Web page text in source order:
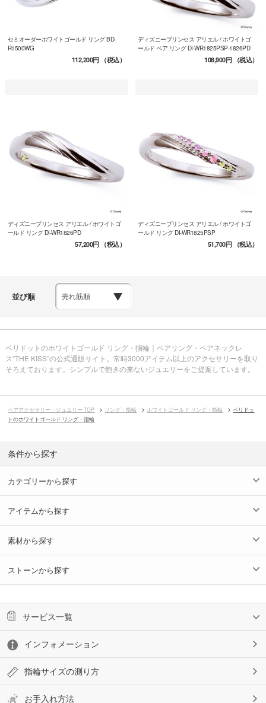
セミオーダーホワイトゴールド リング BD-
R1500WG
112,200円（税込）
ディズニープリンセス アリエル / ホワイトゴ
ールド ペア リング DI-WR1825PSP-1826PD
108,900円（税込）
ディズニープリンセス アリエル / ホワイトゴ
ールド リング DI-WR1826PD
57,200円（税込）
ディズニープリンセス アリエル / ホワイトゴ
ールド リング DI-WR1825PSP
51,700円（税込）
並び順
ペリドットのホワイトゴールド リング・指輪｜ペアリング・ペアネックレ
ス”THE KISS”の公式通販サイト。常時3000アイテム以上のアクセサリーを取り
そろえております。シンプルで飽きの来ないジュエリーをご提案しています。
ペアアクセサリー・ジュエリー TOP リング・指輪 ホワイトゴールド リング・指輪
ペリドッ
トのホワイトゴールド リング・指輪
条件から探す
カテゴリーから探す
アイテムから探す
素材から探す
ストーンから探す
サービス一覧
インフォメーション
指輪サイズの測り方
お手入れ方法